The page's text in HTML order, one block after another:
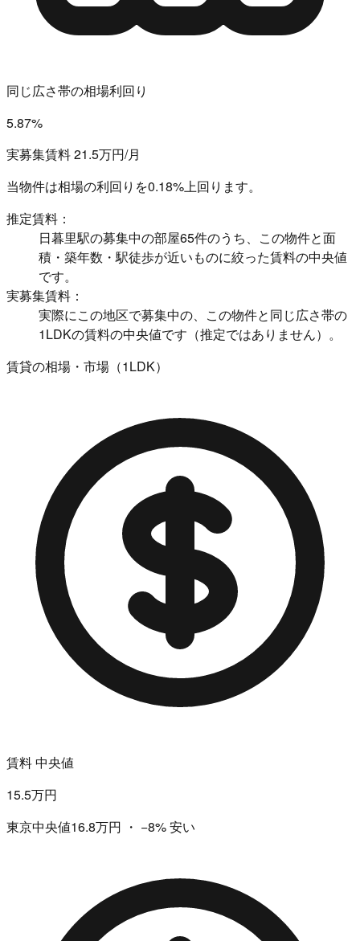
同じ広さ帯の相場利回り
5.87%
実募集賃料 21.5万円/月
当物件は相場の利回りを0.18%上回ります。
推定賃料：
日暮里駅の募集中の部屋65件のうち、この物件と面
積・築年数・駅徒歩が近いものに絞った賃料の中央値
です。
実募集賃料：
実際にこの地区で募集中の、この物件と同じ広さ帯の
1LDKの賃料の中央値です（推定ではありません）。
賃貸の相場・市場（1LDK）
賃料 中央値
15.5万円
東京中央値16.8万円 ・ −8%安い